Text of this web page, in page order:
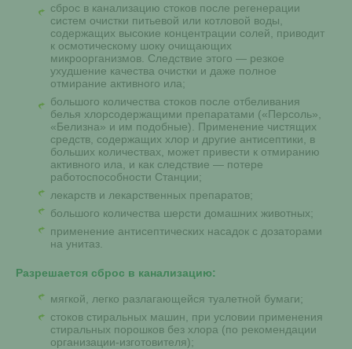
сброс в канализацию стоков после регенерации
систем очистки питьевой или котловой воды,
содержащих высокие концентрации солей, приводит
к осмотическому шоку очищающих
микроорганизмов. Следствие этого — резкое
ухудшение качества очистки и даже полное
отмирание активного ила;
большого количества стоков после отбеливания
белья хлорсодержащими препаратами («Персоль»,
«Белизна» и им подобные). Применение чистящих
средств, содержащих хлор и другие антисептики, в
больших количествах, может привести к отмиранию
активного ила, и как следствие — потере
работоспособности Станции;
лекарств и лекарственных препаратов;
большого количества шерсти домашних животных;
применение антисептических насадок с дозаторами
на унитаз.
Разрешается сброс в канализацию:
мягкой, легко разлагающейся туалетной бумаги;
стоков стиральных машин, при условии применения
стиральных порошков без хлора (по рекомендации
организации-изготовителя);